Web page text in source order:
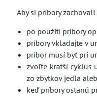
Aby si príbory
po použití príbory
príbory vkladajte v
príbor musí byť pri
zvoľte kratší cyklus
zo zbytkov jedla
keď príbory ostanú